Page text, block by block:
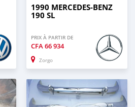
1990 MERCEDES-BENZ
190 SL
PRIX À PARTIR DE
CFA66 934
Zorgo